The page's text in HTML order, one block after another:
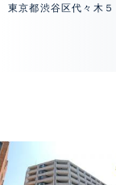
東京都渋谷区代々木５